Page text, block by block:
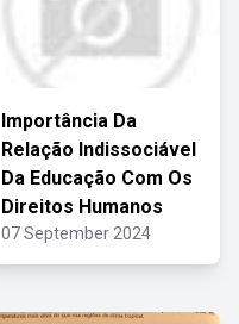
Importância Da
Relação Indissociável
Da Educação Com Os
Direitos Humanos
07 September 2024